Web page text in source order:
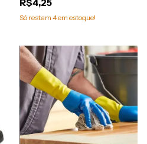
Só restam 4em estoque!